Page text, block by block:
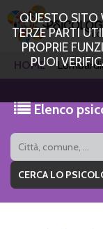
QUESTO SITO
TERZE PARTI
PROPRIE
PUOI
HOME
Elenco